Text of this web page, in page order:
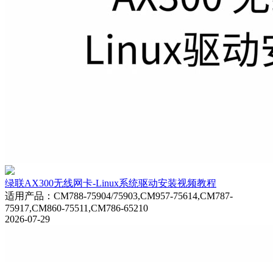
绿联AX300无线网卡-Linux系统驱动安装视频教程
适用产品 ： CM788-75904/75903,CM957-75614,CM787-
75917,CM860-75511,CM786-65210
2026-07-29